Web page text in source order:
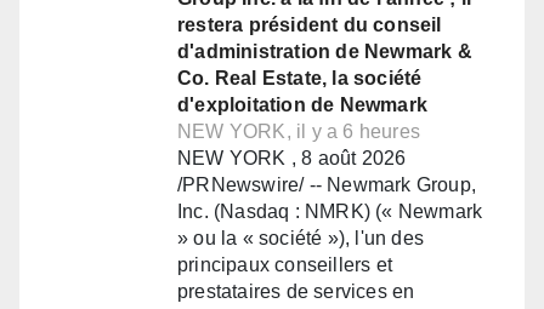
restera président du conseil
d'administration de Newmark &
Co. Real Estate, la société
d'exploitation de Newmark
NEW YORK, il y a 6 heures
NEW YORK , 8 août 2026
/PRNewswire/ -- Newmark Group,
Inc. (Nasdaq : NMRK) (« Newmark
» ou la « société »), l'un des
principaux conseillers et
prestataires de services en